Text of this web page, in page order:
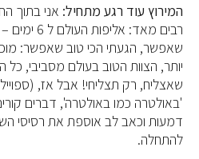
המירוץ עוד רגע מתחיל: אני בתוך
רבים מאד:
שאפשר, הגעתי הכי טוב שאפשר:
יותר, הצוות הטוב בעולם מסביבי, כל
שאצליח, רק תצליחי! אבל אז,
'באולטרה כמו באולטרה', דברים
דמעות וכאב לב אוספת את רסיסי
להתחלה.